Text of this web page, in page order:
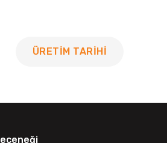
ÜRETİM TARİHİ